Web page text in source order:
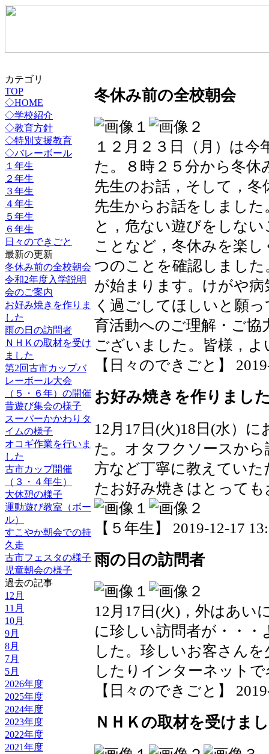
カテゴリ
TOP
◇HOME
◇学校紹介
◇教育方針
◇特別支援教育
◇バレーボール
１年生
２年生
３年生
４年生
５年生
６年生
日々のできごと
最新の更新
冬休み前の全校朝会
令和2年度入学説明
会のご案内
お好み焼きを作りま
した
雨の日の訪問者
ＮＨＫの取材を受け
ました
第2回古市カップバ
レーボール大会
（５・６年）の開催
昔遊び集会の様子
スーパーかかわりタ
イムの様子
オコギ作業を行いま
した
古市カップ開催
（３・４年生）
大休憩の様子
運動遊び教室（ボー
ル）
すこやか朝会での持
久走
古市フェスタの様子
児童朝会の様子
過去の記事
12月
11月
10月
9月
8月
7月
5月
2026年度
2025年度
2024年度
2023年度
2022年度
2021年度
冬休み前の全校朝会
１２月２３日（月）は
た。８時２５分から冬休
先生のお話，そして，
先生からお話をしまし
と，危ない遊びをしな
ことなど，冬休みを楽
つのことを確認しまし
が始まります。けがや
く過ごしてほしいと願
育活動へのご理解・ご
ございました。皆様，
【日々のできごと】
お好み焼きを作りまし
12月17日(火)18日(水）
た。オタフクソースか
方など丁寧に教えてい
たお好み焼きはとって
【５年生】 2019-12-17
雨の日の訪問者
12月17日(火)，外はあい
に珍しい訪問者が・・
した。珍しいお客さん
したりインターネット
【日々のできごと】
ＮＨＫの取材を受けま